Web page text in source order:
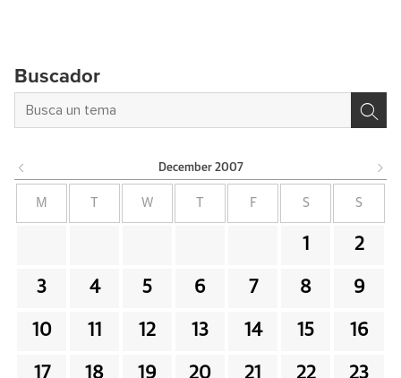
Buscador
December 2007
M W F S S
1 2
3 4 5 6 7 8 9
10 11 12 13 14 15 16
17 18 19 20 21 22 23